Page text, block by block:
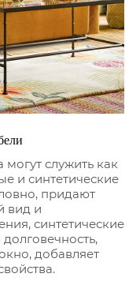
служить как
и синтетические
придают
вид и
синтетические
добавляет